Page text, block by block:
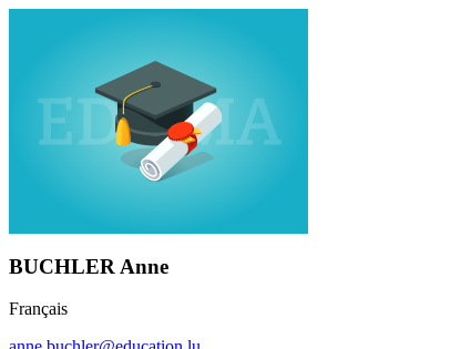
BUCHLER Anne
Français